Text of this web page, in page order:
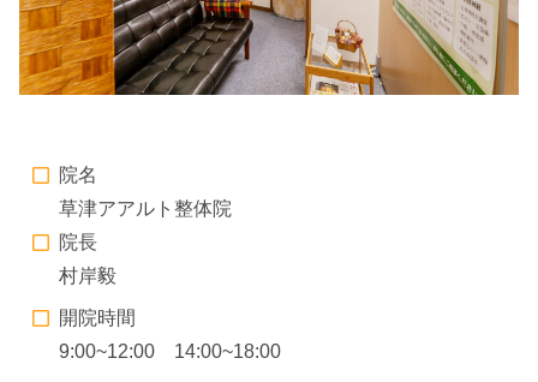
院名
草津アアルト整体院
院長
村岸毅
開院時間
9:00~12:00 14:00~18:00